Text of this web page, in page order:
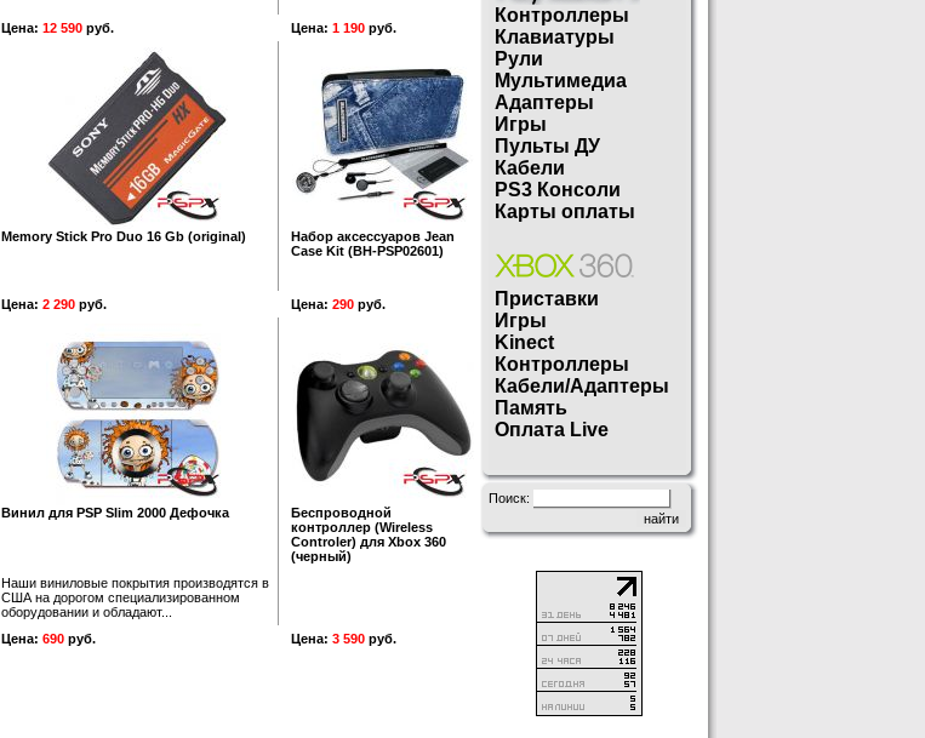
Цена: 12 590 руб. Цена: 1 190 руб.
Memory Stick Pro Duo 16 Gb (original)
Набор аксессуаров Jean
Case Kit (BH-PSP02601)
Цена: 2 290 руб. Цена: 290 руб.
Винил для PSP Slim 2000 Дефочка
Беспроводной
контроллер (Wireless
Controler) для Xbox 360
(черный)
Наши виниловые покрытия производятся в
США на дорогом специализированном
оборудовании и обладают...
Цена: 690 руб. Цена: 3 590 руб.
Контроллеры
Клавиатуры
Рули
Мультимедиа
Адаптеры
Игры
Пульты ДУ
Кабели
PS3 Консоли
Карты оплаты
Приставки
Игры
Kinect
Контроллеры
Кабели/Адаптеры
Память
Оплата Live
Поиск: